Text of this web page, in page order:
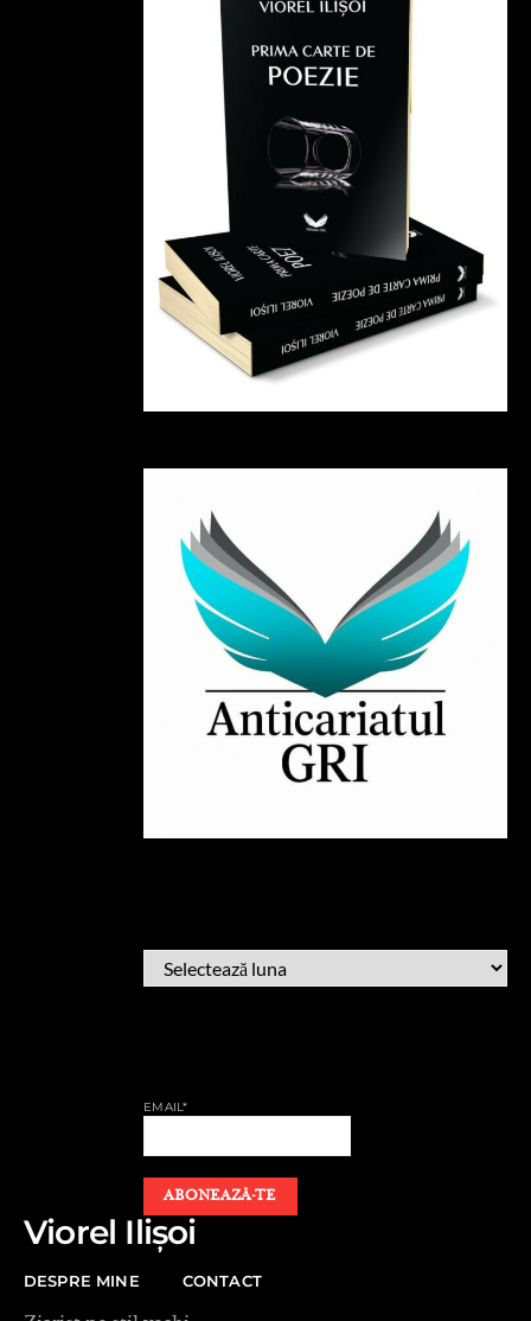
EMAIL*
Viorel Ilișoi
DESPRE MINE CONTACT